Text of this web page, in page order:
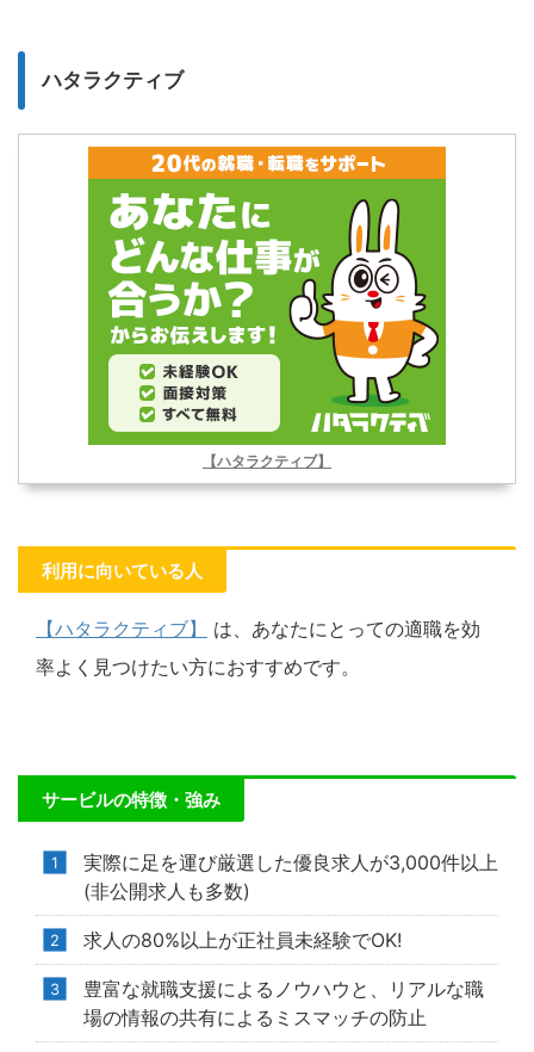
ハタラクティブ
【ハタラクティブ】
利用に向いている人
【ハタラクティブ】
は、あなたにとっての適職を効
率よく見つけたい方におすすめです。
サービルの特徴・強み
実際に足を運び厳選した優良求人が3,000件以上
(非公開求人も多数)
求人の80%以上が正社員未経験でOK!
豊富な就職支援によるノウハウと、リアルな職
場の情報の共有によるミスマッチの防止